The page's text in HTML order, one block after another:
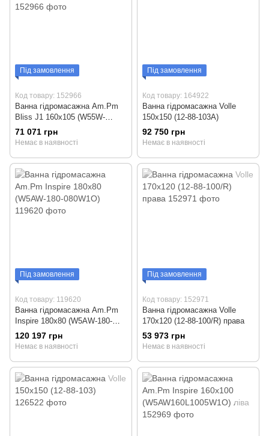
Під замовлення
Код товару: 152966
Ванна гідромасажна Am.Pm
Bliss J1 160x105 (W55W-
160L105W1J) ліва
71 071 грн
Немає в наявності
Під замовлення
Код товару: 164922
Ванна гідромасажна Volle
150x150 (12-88-103А)
92 750 грн
Немає в наявності
Під замовлення
Код товару: 119620
Ванна гідромасажна Am.Pm
Inspire 180x80 (W5AW-180-
080W1O)
120 197 грн
Немає в наявності
Під замовлення
Код товару: 152971
Ванна гідромасажна Volle
170x120 (12-88-100/R) права
53 973 грн
Немає в наявності